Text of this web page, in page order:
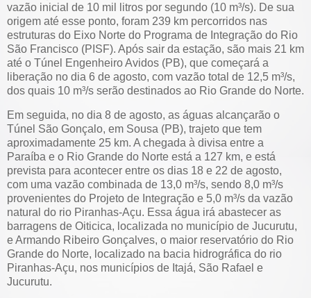
vazão inicial de 10 mil litros por segundo (10 m³/s). De sua
origem até esse ponto, foram 239 km percorridos nas
estruturas do Eixo Norte do Programa de Integração do Rio
São Francisco (PISF). Após sair da estação, são mais 21 km
até o Túnel Engenheiro Avidos (PB), que começará a
liberação no dia 6 de agosto, com vazão total de 12,5 m³/s,
dos quais 10 m³/s serão destinados ao Rio Grande do Norte.
Em seguida, no dia 8 de agosto, as águas alcançarão o
Túnel São Gonçalo, em Sousa (PB), trajeto que tem
aproximadamente 25 km. A chegada à divisa entre a
Paraíba e o Rio Grande do Norte está a 127 km, e está
prevista para acontecer entre os dias 18 e 22 de agosto,
com uma vazão combinada de 13,0 m³/s, sendo 8,0 m³/s
provenientes do Projeto de Integração e 5,0 m³/s da vazão
natural do rio Piranhas-Açu. Essa água irá abastecer as
barragens de Oiticica, localizada no município de Jucurutu,
e Armando Ribeiro Gonçalves, o maior reservatório do Rio
Grande do Norte, localizado na bacia hidrográfica do rio
Piranhas-Açu, nos municípios de Itajá, São Rafael e
Jucurutu.